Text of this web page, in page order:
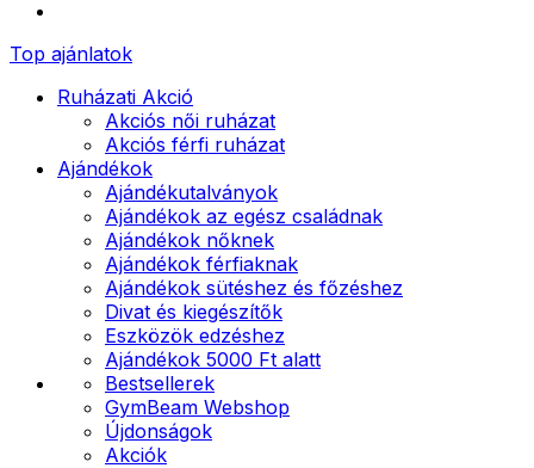
Top ajánlatok
Ruházati Akció
Akciós női ruházat
Akciós férfi ruházat
Ajándékok
Ajándékutalványok
Ajándékok az egész családnak
Ajándékok nőknek
Ajándékok férfiaknak
Ajándékok sütéshez és főzéshez
Divat és kiegészítők
Eszközök edzéshez
Ajándékok 5000 Ft alatt
Bestsellerek
GymBeam Webshop
Újdonságok
Akciók